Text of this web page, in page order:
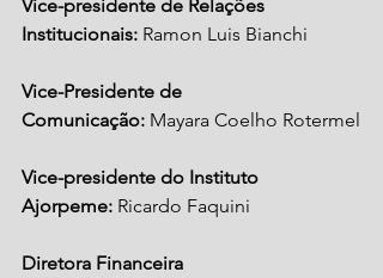
Vice-presidente de Relações
Institucionais: Ramon Luis Bianchi
Vice-Presidente de
Comunicação: Mayara Coelho Rotermel
Vice-presidente do Instituto
Ajorpeme: Ricardo Faquini
Diretora Financeira